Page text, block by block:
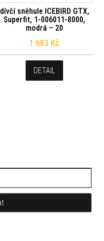
dívčí sněhule ICEBIRD GTX,
Superfit, 1-006011-8000,
modrá – 20
1 683 Kč
DETAIL